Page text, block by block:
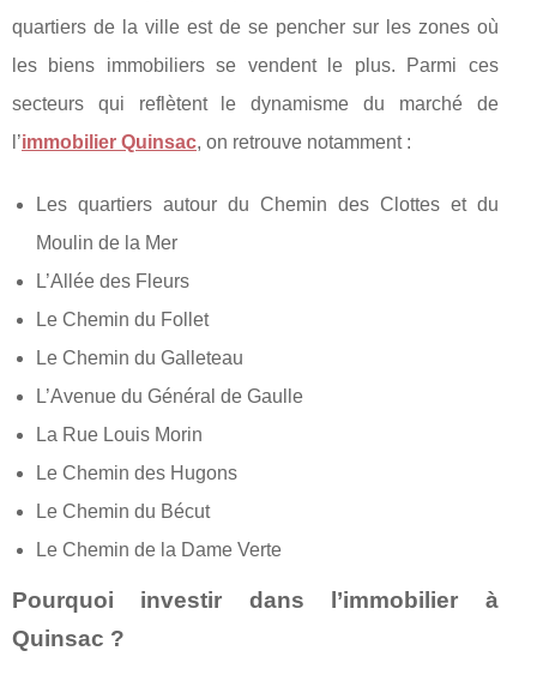
quartiers de la ville est de se pencher sur les zones où
les biens immobiliers se vendent le plus. Parmi ces
secteurs qui reflètent le dynamisme du marché de
l’immobilier Quinsac, on retrouve notamment :
Les quartiers autour du Chemin des Clottes et du
Moulin de la Mer
L’Allée des Fleurs
Le Chemin du Follet
Le Chemin du Galleteau
L’Avenue du Général de Gaulle
La Rue Louis Morin
Le Chemin des Hugons
Le Chemin du Bécut
Le Chemin de la Dame Verte
Pourquoi investir dans l’immobilier à
Quinsac ?